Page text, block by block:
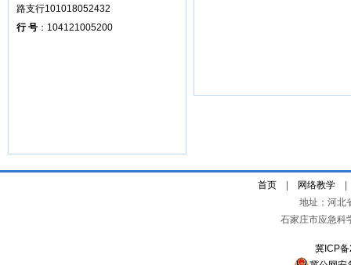
路支行101018052432
行 号 ：104121005200
首页 网络教学
地址：河北
石家庄市应急科
冀ICP